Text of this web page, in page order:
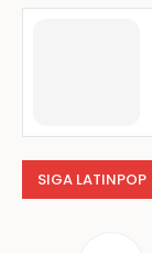
SIGA LATINPOP